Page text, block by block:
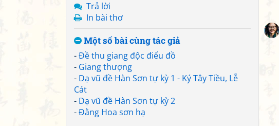
Trả lời
In bài thơ
Một số bài cùng tác giả
-Đề thu giang độc điếu đồ
- Giang thượng
- Dạ vũ đề Hàn Sơn tự kỳ 1 - Ký Tây Tiều, Lễ
Cát
- Dạ vũ đề Hàn Sơn tự kỳ 2
-Đằng Hoa sơn hạ